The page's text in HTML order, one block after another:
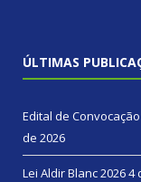
ÚLTIMAS
Edital de
de 2026
Lei Aldir Blanc 20264